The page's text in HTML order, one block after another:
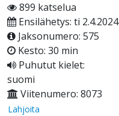
899 katselua
Ensilähetys: ti 2.4.2024
Jaksonumero: 575
Kesto: 30 min
Puhutut kielet:
suomi
Viitenumero: 8073
Lahjoita